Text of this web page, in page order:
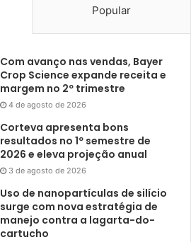
Popular
Com avanço nas vendas, Bayer
Crop Science expande receita e
margem no 2º trimestre
4 de agosto de 2026
Corteva apresenta bons
resultados no 1º semestre de
2026 e eleva projeção anual
3 de agosto de 2026
Uso de nanopartículas de silício
surge com nova estratégia de
manejo contra a lagarta-do-
cartucho